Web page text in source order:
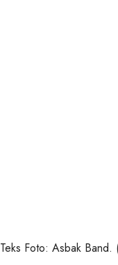
Teks Foto: Asbak Band.